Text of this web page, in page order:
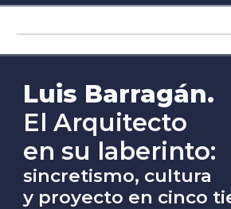
Luis Barragán.
El Arquitecto
en su laberinto:
sincretismo, cultura
y proyecto en cinco